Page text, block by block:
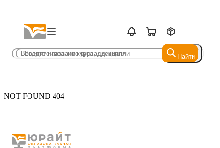
Найти
Найти
NOT FOUND 404